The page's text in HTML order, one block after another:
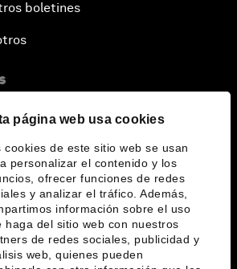
página web usa cookies
cookies de este sitio web se usan
personalizar el contenido y los
ofrecer funciones de redes
y analizar el tráfico. Además,
información sobre el uso
haga del sitio web con nuestros
de redes sociales, publicidad y
web, quienes pueden
boletines
el Foro
idiomas